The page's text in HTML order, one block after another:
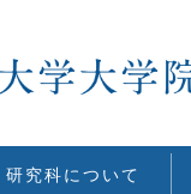
研究科について